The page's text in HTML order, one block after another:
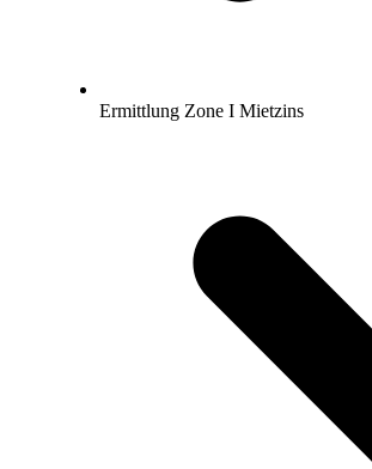
Ermittlung Zone I Mietzins